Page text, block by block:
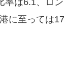
に至っては17